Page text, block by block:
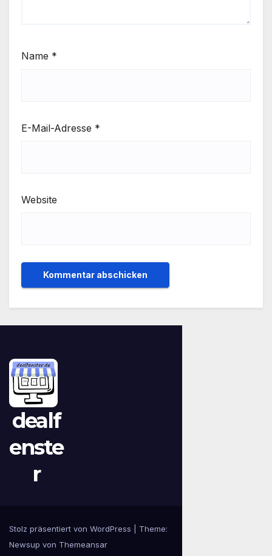
Name *
E-Mail-Adresse *
Website
dealf
enste
r
Stolz präsentiert von WordPress
Theme:
Newsup von Themeansar